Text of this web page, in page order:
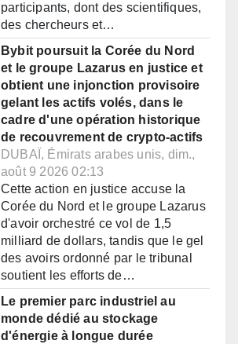
participants, dont des scientifiques,
des chercheurs et…
Bybit poursuit la Corée du Nord
et le groupe Lazarus en justice et
obtient une injonction provisoire
gelant les actifs volés, dans le
cadre d'une opération historique
de recouvrement de crypto-actifs
DUBAÏ, Émirats arabes unis, dim.,
août 9 2026 02:13
Cette action en justice accuse la
Corée du Nord et le groupe Lazarus
d'avoir orchestré ce vol de 1,5
milliard de dollars, tandis que le gel
des avoirs ordonné par le tribunal
soutient les efforts de…
Le premier parc industriel au
monde dédié au stockage
d'énergie à longue durée